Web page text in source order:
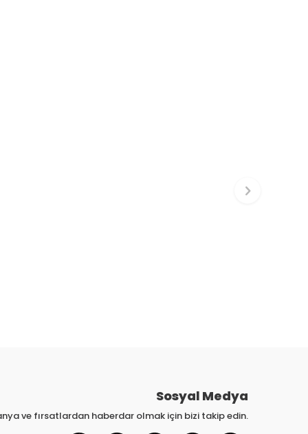
Sosyal Medya
ve fırsatlardan haberdar olmak için bizi takip edin.